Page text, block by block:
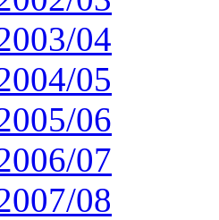
04
05
06
07
08